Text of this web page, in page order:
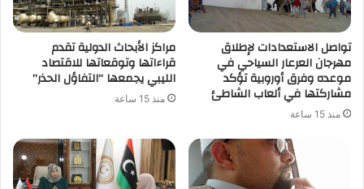
تواصل الاستعدادات لإطلاق
مهرجان العرعار السياحي في
موعده وفرق أوروبية تؤكد
مشاركتها في ألعاب الشاطئ
منذ 15 ساعة
مراكز الأبحاث الدولية تقدم
قراءاتها وتوقعاتها للاقتصاد
الليبي يجمعها “التفاؤل الحذر”
منذ 15 ساعة